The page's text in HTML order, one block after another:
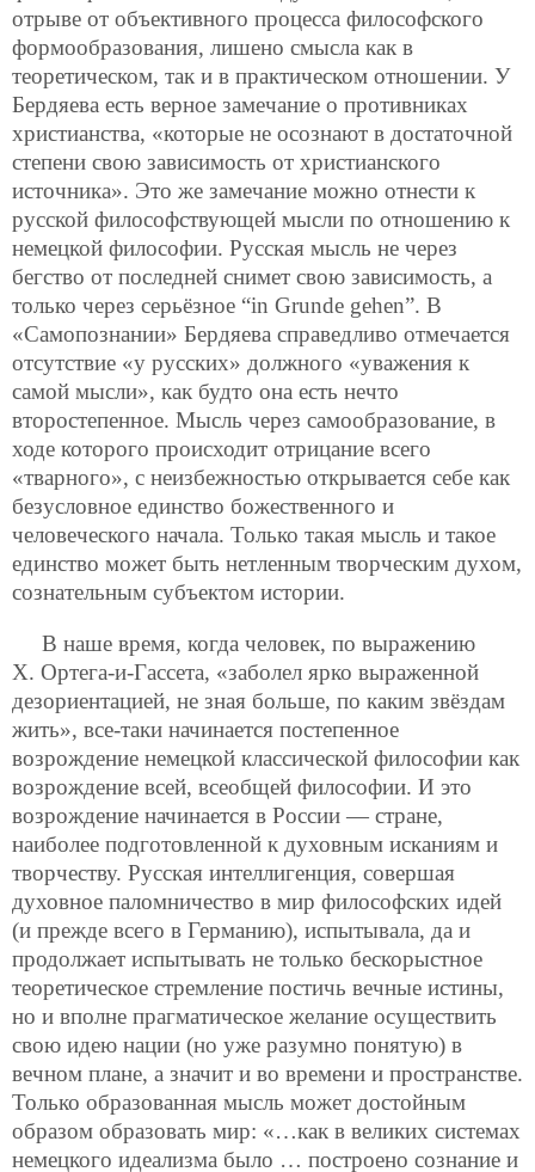
отрыве от объективного процесса философского
формообразования, лишено смысла как в
теоретическом, так и в практическом отношении. У
Бердяева есть верное замечание о противниках
христианства, «которые не осознают в достаточной
степени свою зависимость от христианского
источника». Это же замечание можно отнести к
русской философствующей мысли по отношению к
немецкой философии. Русская мысль не через
бегство от последней снимет свою зависимость, а
только через серьёзное “in Grunde gehen”. В
«Самопознании» Бердяева справедливо отмечается
отсутствие «у русских» должного «уважения к
самой мысли», как будто она есть нечто
второстепенное. Мысль через самообразование, в
ходе которого происходит отрицание всего
«тварного», с неизбежностью открывается себе как
безусловное единство божественного и
человеческого начала. Только такая мысль и такое
единство может быть нетленным творческим духом,
сознательным субъектом истории.
В наше время, когда человек, по выражению
Х. Ортега-и-Гассета, «заболел ярко выраженной
дезориентацией, не зная больше, по каким звёздам
жить», все-таки начинается постепенное
возрождение немецкой классической философии как
возрождение всей, всеобщей философии. И это
возрождение начинается в России — стране,
наиболее подготовленной к духовным исканиям и
творчеству. Русская интеллигенция, совершая
духовное паломничество в мир философских идей
(и прежде всего в Германию), испытывала, да и
продолжает испытывать не только бескорыстное
теоретическое стремление постичь вечные истины,
но и вполне прагматическое желание осуществить
свою идею нации (но уже разумно понятую) в
вечном плане, а значит и во времени и пространстве.
Только образованная мысль может достойным
образом образовать мир: «…как в великих системах
немецкого идеализма было … построено сознание и